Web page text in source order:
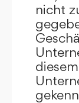
nicht